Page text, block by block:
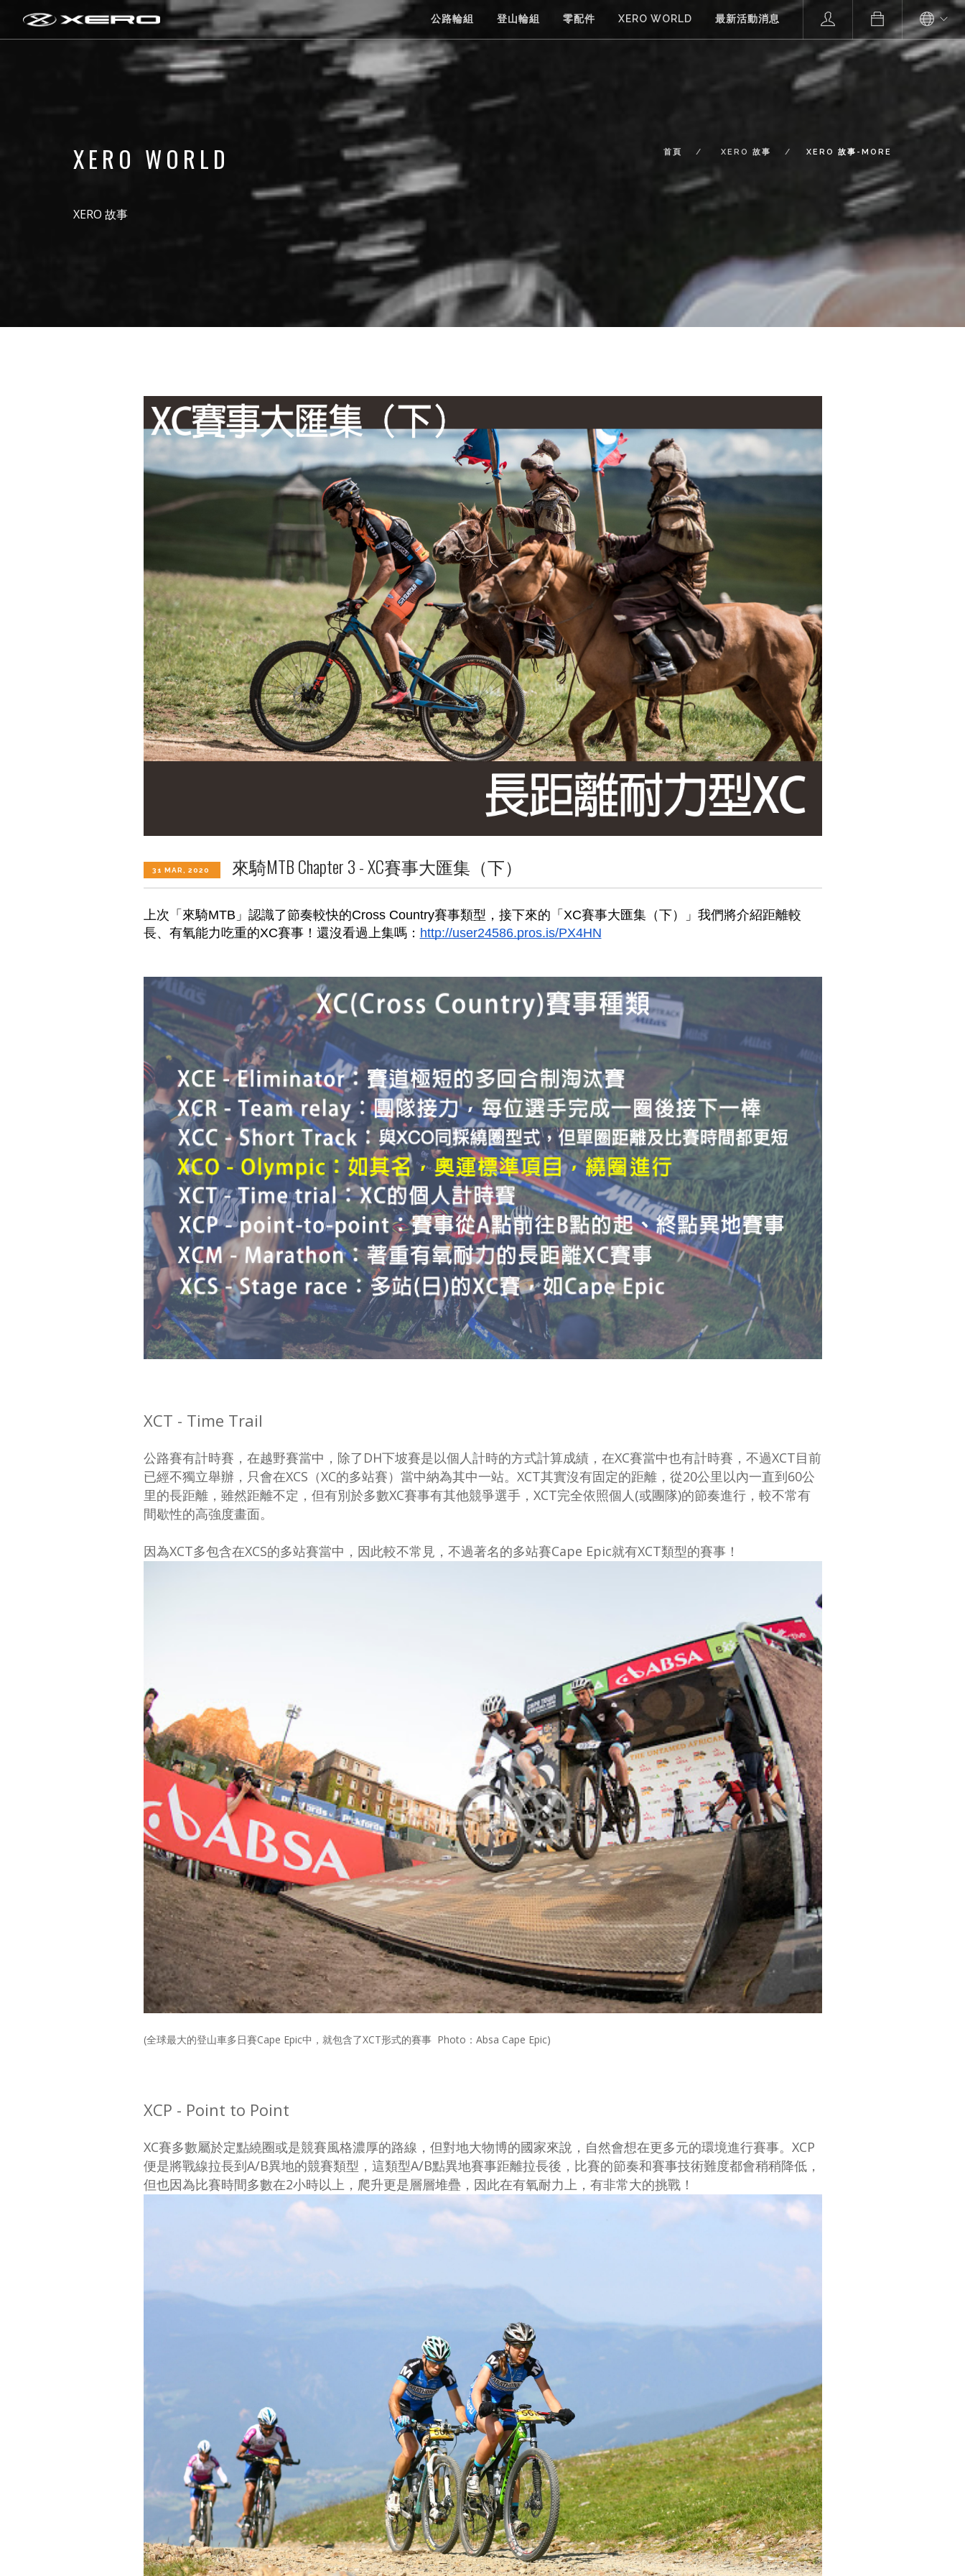
公路輪組 登山輪組 零配件 XERO WORLD 最新活動消息
XERO WORLD
XERO 故事
首頁 XERO 故事 XERO 故事-MORE
31 MAR, 2020 來騎MTB Chapter 3 - XC賽事大匯集（下）
上次「來騎MTB」認識了節奏較快的Cross Country賽事類型，接下來的「XC賽事大匯集（下）」我們將介紹距離較
長、有氧能力吃重的XC賽事！還沒看過上集嗎： http://user24586.pros.is/PX4HN
XCT - Time Trail
公路賽有計時賽，在越野賽當中，除了DH下坡賽是以個人計時的方式計算成績，在XC賽當中也有計時賽，不過XCT目前
已經不獨立舉辦，只會在XCS（XC的多站賽）當中納為其中一站。XCT其實沒有固定的距離，從20公里以內一直到60公
里的長距離，雖然距離不定，但有別於多數XC賽事有其他競爭選手，XCT完全依照個人(或團隊)的節奏進行，較不常有
間歇性的高強度畫面。
因為XCT多包含在XCS的多站賽當中，因此較不常見，不過著名的多站賽Cape Epic就有XCT類型的賽事！
(全球最大的登山車多日賽Cape Epic中，就包含了XCT形式的賽事 Photo：Absa Cape Epic)
XCP - Point to Point
XC賽多數屬於定點繞圈或是競賽風格濃厚的路線，但對地大物博的國家來說，自然會想在更多元的環境進行賽事。XCP
便是將戰線拉長到A/B異地的競賽類型，這類型A/B點異地賽事距離拉長後，比賽的節奏和賽事技術難度都會稍稍降低，
但也因為比賽時間多數在2小時以上，爬升更是層層堆疊，因此在有氧耐力上，有非常大的挑戰！